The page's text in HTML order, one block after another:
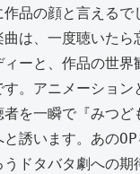
品の顔と言えるで
は、一度聴いたら
ーと、作品の世界
す。アニメーション
者を一瞬で『みつど
誘います。あの
ドタバタ劇への期